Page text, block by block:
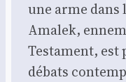
une arme dans
Amalek,
Testament, est
débats